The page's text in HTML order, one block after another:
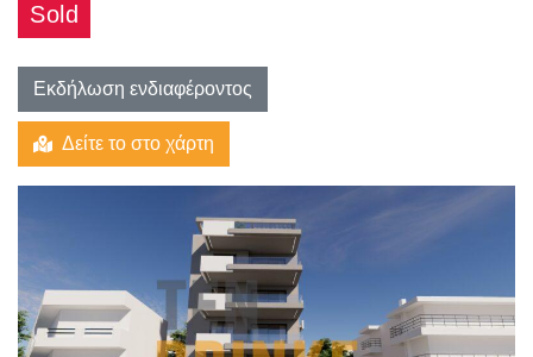
Sold
Εκδήλωση ενδιαφέροντος
Δείτε το στο χάρτη